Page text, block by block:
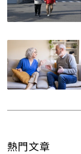
熱門文章